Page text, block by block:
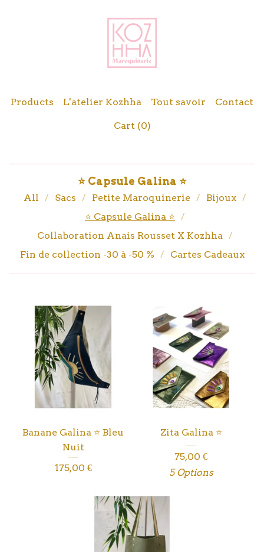
Products L'atelier Kozhha Tout savoir Contact
Cart (0)
⭐️ Capsule Galina ⭐️
All Sacs Petite Maroquinerie
Bijoux
⭐️ Capsule Galina ⭐️
Collaboration Anais Rousset X Kozhha
Fin de collection -30 à -50 %
Cartes Cadeaux
Banane Galina ⭐️ Bleu
Nuit
175,00 €
Zita Galina ⭐️
75,00 €
5 Options